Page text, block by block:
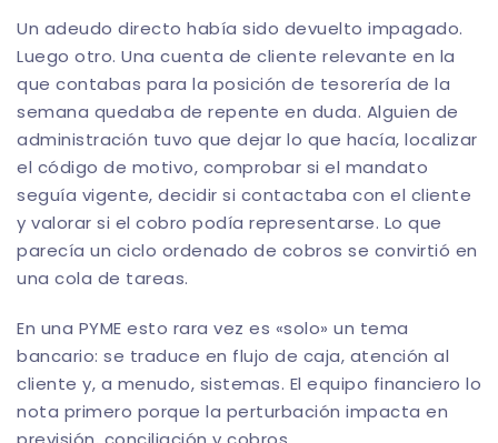
Un adeudo directo había sido devuelto impagado.
Luego otro. Una cuenta de cliente relevante en la
que contabas para la posición de tesorería de la
semana quedaba de repente en duda. Alguien de
administración tuvo que dejar lo que hacía, localizar
el código de motivo, comprobar si el mandato
seguía vigente, decidir si contactaba con el cliente
y valorar si el cobro podía representarse. Lo que
parecía un ciclo ordenado de cobros se convirtió en
una cola de tareas.
En una PYME esto rara vez es «solo» un tema
bancario: se traduce en flujo de caja, atención al
cliente y, a menudo, sistemas. El equipo financiero lo
nota primero porque la perturbación impacta en